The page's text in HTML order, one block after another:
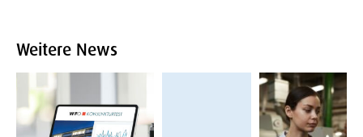
Weitere News